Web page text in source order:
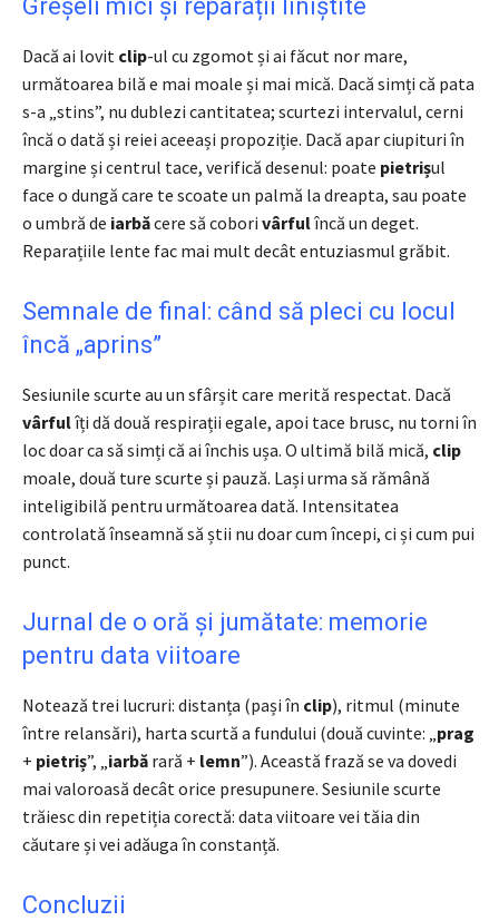
Greșeli mici și reparații liniștite
Dacă ai lovit clip-ul cu zgomot și ai făcut nor mare,
următoarea bilă e mai moale și mai mică. Dacă simți că pata
s-a „stins”, nu dublezi cantitatea; scurtezi intervalul, cerni
încă o dată și reiei aceeași propoziție. Dacă apar ciupituri în
margine și centrul tace, verifică desenul: poate pietrișul
face o dungă care te scoate un palmă la dreapta, sau poate
o umbră de iarbăcere să cobori vârfulîncă un deget.
Reparațiile lente fac mai mult decât entuziasmul grăbit.
Semnale de final: când să pleci cu locul
încă „aprins”
Sesiunile scurte au un sfârșit care merită respectat. Dacă
vârfulîți dă două respirații egale, apoi tace brusc, nu torni în
loc doar ca să simți că ai închis ușa. O ultimă bilă mică, clip
moale, două ture scurte și pauză. Lași urma să rămână
inteligibilă pentru următoarea dată. Intensitatea
controlată înseamnă să știi nu doar cum începi, ci și cum pui
punct.
Jurnal de o oră și jumătate: memorie
pentru data viitoare
Notează trei lucruri: distanța (pași în clip), ritmul (minute
între relansări), harta scurtă a fundului (două cuvinte: „prag
+ pietriș”, „iarbă rară + lemn”). Această frază se va dovedi
mai valoroasă decât orice presupunere. Sesiunile scurte
trăiesc din repetiția corectă: data viitoare vei tăia din
căutare și vei adăuga în constanță.
Concluzii